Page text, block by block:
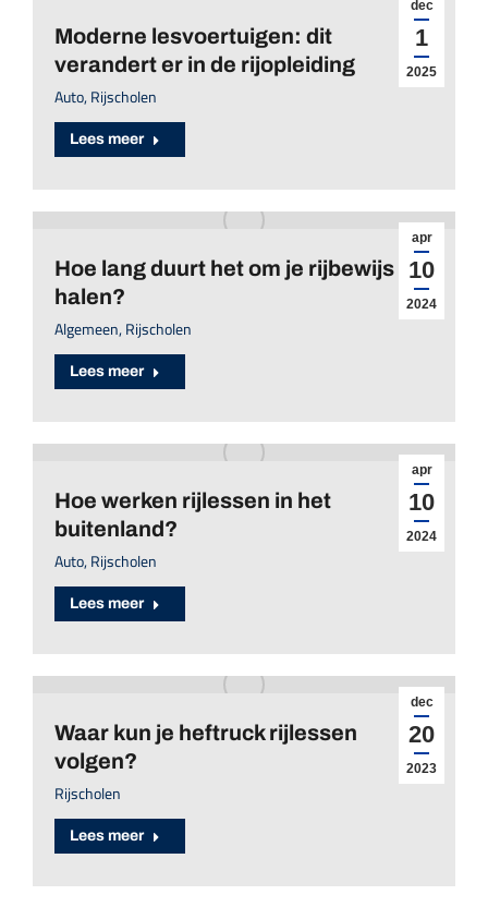
dec
1
2025
Moderne lesvoertuigen: dit
verandert er in de rijopleiding
Auto,Rijscholen
Lees meer
apr
10
2024
Hoe lang duurt het om je rijbewijs te
halen?
Algemeen,Rijscholen
Lees meer
apr
10
2024
Hoe werken rijlessen in het
buitenland?
Auto,Rijscholen
Lees meer
dec
20
2023
Waar kun je heftruck rijlessen
volgen?
Rijscholen
Lees meer